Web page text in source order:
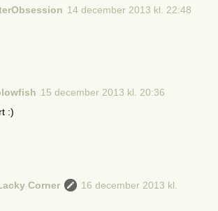
14 december 2013 kl. 22:48
15 december 2013 kl. 20:36
:)
Corner
16 december 2013 kl.